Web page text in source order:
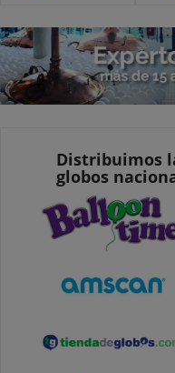
Distribuimos
globos